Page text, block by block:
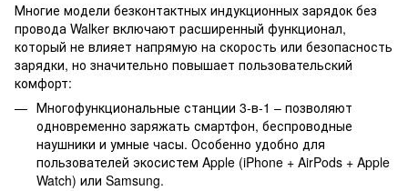
Многие модели безконтактных индукционных зарядок без
провода Walker включают расширенный функционал,
который не влияет напрямую на скорость или безопасность
зарядки, но значительно повышает пользовательский
комфорт:
Многофункциональные станции 3-в-1 – позволяют
одновременно заряжать смартфон, беспроводные
наушники и умные часы. Особенно удобно для
пользователей экосистем Apple (iPhone + AirPods + Apple
Watch) или Samsung.